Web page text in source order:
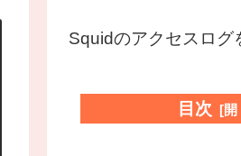
Squidのアクセスログ
目次